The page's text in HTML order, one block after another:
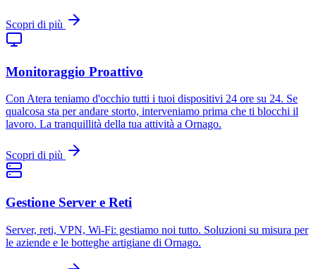
Scopri di più
Monitoraggio Proattivo
Con Atera teniamo d'occhio tutti i tuoi dispositivi 24 ore su 24. Se
qualcosa sta per andare storto, interveniamo prima che ti blocchi il
lavoro. La tranquillità della tua attività a Ornago.
Scopri di più
Gestione Server e Reti
Server, reti, VPN, Wi-Fi: gestiamo noi tutto. Soluzioni su misura per
le aziende e le botteghe artigiane di Ornago.